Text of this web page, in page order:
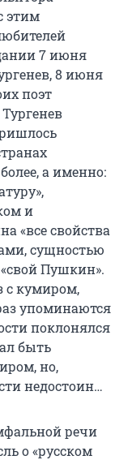
этим
7 июня
8 июня
поэт
а именно:
и
«все свойства
сущностью
Пушкин».
с кумиром,
упоминаются
поклонялся
быть
но,
недостоин…
речи
о «русском